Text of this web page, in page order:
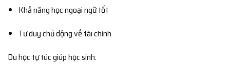
Khả năng học ngoại ngữ tốt
Tư duy chủ động về tài chính
Du học tự túc giúp học sinh: